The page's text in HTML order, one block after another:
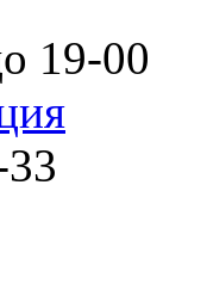
19-00